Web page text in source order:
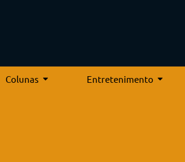
Colunas Entretenimento